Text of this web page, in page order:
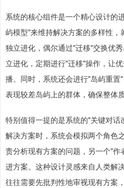
系统的核心组件是一个精心设计的
屿模型"来维持解决方案的多样性
独立进化，偶尔通过"迁移"交换优
立进化，定期进行"迁移"操作，让
播。同时，系统还会进行"岛屿重
表现较差岛屿上的群体，确保整体
特别值得一提的是系统的"关键对
解决方案时，系统会模拟两个角色
责分析现有方案的问题，另一个"
进方案。这种设计灵感来自人类
往往需要先批判性地审视现有方案